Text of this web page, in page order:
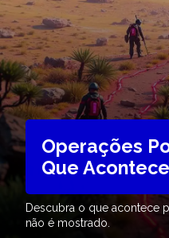
Operações
Que
Descubra o que acontece
não é mostrado.